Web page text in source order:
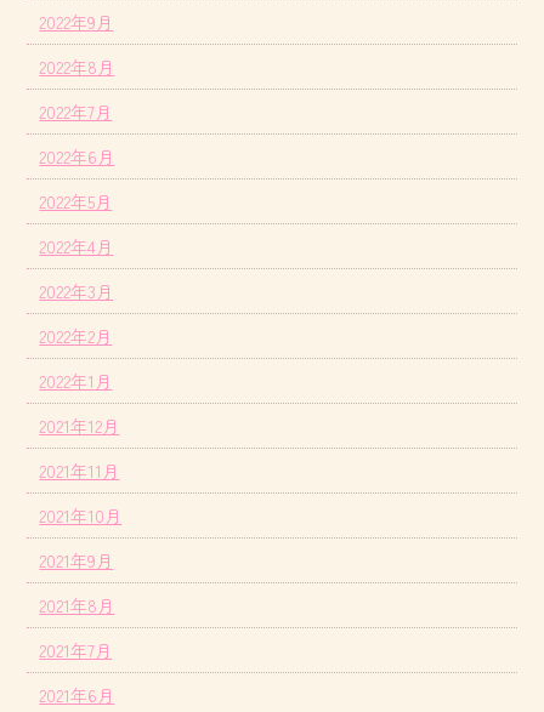
2022年9月
2022年8月
2022年7月
2022年6月
2022年5月
2022年4月
2022年3月
2022年2月
2022年1月
2021年12月
2021年11月
2021年10月
2021年9月
2021年8月
2021年7月
2021年6月